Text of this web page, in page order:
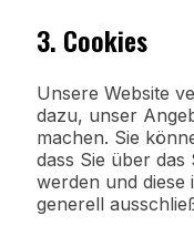
3. Cookies
Unsere Website
dazu, unser
machen. Sie
dass Sie über
werden und diese
generell